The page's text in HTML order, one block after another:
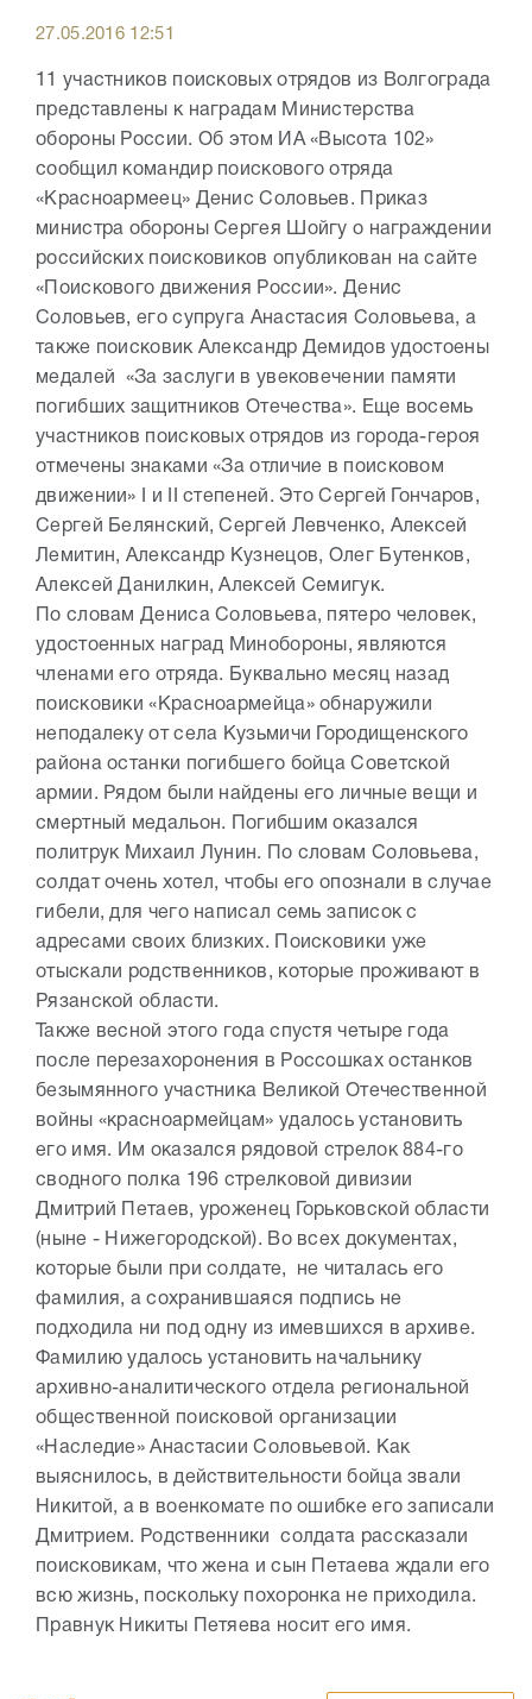
27.05.2016 12:51
11 участников поисковых отрядов из Волгограда
представлены к наградам Министерства
обороны России. Об этом ИА «Высота 102»
сообщил командир поискового отряда
«Красноармеец» Денис Соловьев. Приказ
министра обороны Сергея Шойгу о награждении
российских поисковиков опубликован на сайте
«Поискового движения России». Денис
Соловьев, его супруга Анастасия Соловьева, а
также поисковик Александр Демидов удостоены
медалей «За заслуги в увековечении памяти
погибших защитников Отечества». Еще восемь
участников поисковых отрядов из города-героя
отмечены знаками «За отличие в поисковом
движении» I и II степеней. Это Сергей Гончаров,
Сергей Белянский, Сергей Левченко, Алексей
Лемитин, Александр Кузнецов, Олег Бутенков,
Алексей Данилкин, Алексей Семигук.
По словам Дениса Соловьева, пятеро человек,
удостоенных наград Минобороны, являются
членами его отряда. Буквально месяц назад
поисковики «Красноармейца» обнаружили
неподалеку от села Кузьмичи Городищенского
района останки погибшего бойца Советской
армии. Рядом были найдены его личные вещи и
смертный медальон. Погибшим оказался
политрук Михаил Лунин. По словам Соловьева,
солдат очень хотел, чтобы его опознали в случае
гибели, для чего написал семь записок с
адресами своих близких. Поисковики уже
отыскали родственников, которые проживают в
Рязанской области.
Также весной этого года спустя четыре года
после перезахоронения в Россошках останков
безымянного участника Великой Отечественной
войны «красноармейцам» удалось установить
его имя. Им оказался рядовой стрелок 884-го
сводного полка 196 стрелковой дивизии
Дмитрий Петаев, уроженец Горьковской области
(ныне - Нижегородской). Во всех документах,
которые были при солдате, не читалась его
фамилия, а сохранившаяся подпись не
подходила ни под одну из имевшихся в архиве.
Фамилию удалось установить начальнику
архивно-аналитического отдела региональной
общественной поисковой организации
«Наследие» Анастасии Соловьевой. Как
выяснилось, в действительности бойца звали
Никитой, а в военкомате по ошибке его записали
Дмитрием. Родственники солдата рассказали
поисковикам, что жена и сын Петаева ждали его
всю жизнь, поскольку похоронка не приходила.
Правнук Никиты Петяева носит его имя.